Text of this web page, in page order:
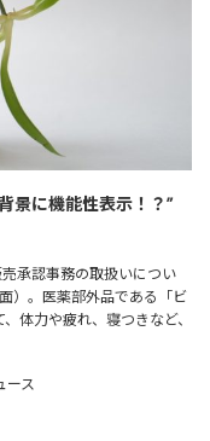
景に機能性表示！？”
承認事務の取扱いについ
）。医薬部外品である「ビ
体力や疲れ、寝つきなど、
ース